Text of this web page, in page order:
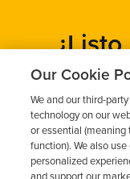
Obtén un
Our Cookie
We and our third-
technology on our
or essential
function). We also
personalized